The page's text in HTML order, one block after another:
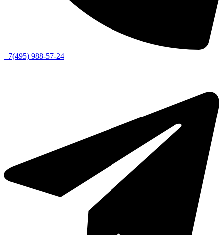
+7(495) 988-57-24